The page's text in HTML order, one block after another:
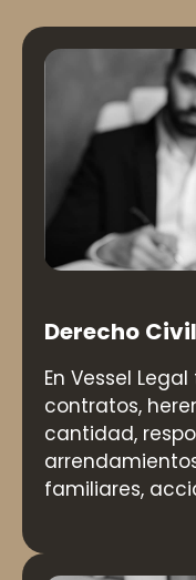
Derecho Civil
En Vessel
contratos,
cantidad,
familiares,